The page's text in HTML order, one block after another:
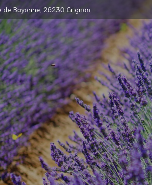
de Bayonne, 26230 Grignan